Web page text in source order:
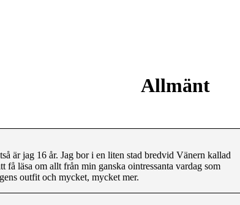
Allmänt
är jag 16 år. Jag bor i en liten stad bredvid Vänern kallad
läsa om allt från min ganska ointressanta vardag som
outfit och mycket, mycket mer.